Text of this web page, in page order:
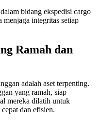
bidang ekspedisi cargo
integritas setiap
Ramah dan
adalah aset terpenting.
yang ramah, siap
mereka dilatih untuk
dan efisien.